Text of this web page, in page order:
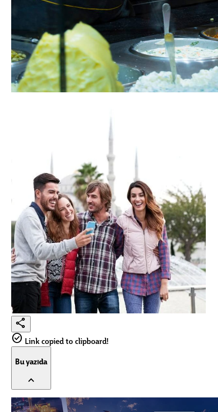
share
check_circle Link copied to clipboard!
Bu yazıda
expand_less